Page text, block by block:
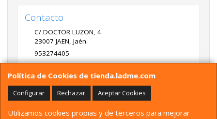
Política de Cookies de tienda.ladme.com
Configurar Rechazar Aceptar Cookies
Utilizamos cookies propias y de terceros para mejorar
Contacto
C/ DOCTOR LUZON, 4
23007 JAEN, Jaén
953274405
LADME@LADME.COM
Horario
9:30 A 14:00 Y 17:00 A 20:00 DE LUNES A VIERNES